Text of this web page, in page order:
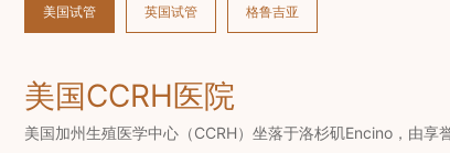
美国CCRH医院
美国加州生殖医学中心（CCRH）坐落于洛杉矶Encino，由享
美国试管 英国试管 格鲁吉亚